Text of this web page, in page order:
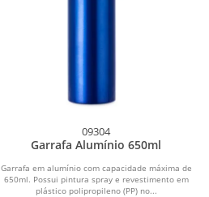
09304
Garrafa Alumínio 650ml
Garrafa em alumínio com capacidade máxima de
650ml. Possui pintura spray e revestimento em
plástico polipropileno (PP) no...